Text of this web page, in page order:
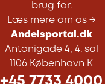
brug for.
Læs mere om os →
Andelsportal.dk
Antonigade 4, 4. sal
1106 København K
+45 7733 4000